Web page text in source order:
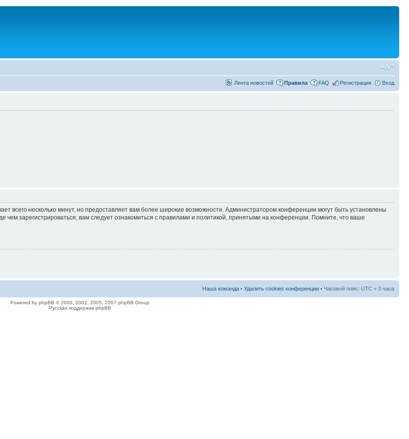
Лента новостей Правила FAQ Регистрация Вход
всего несколько минут, но предоставляет вам более широкие возможности. Администратором конференции могут быть установлены
чем зарегистрироваться, вам следует ознакомиться с правилами и политикой, принятыми на конференции. Помните, что ваше
Наша команда • Удалить cookies конференции • Часовой пояс: UTC + 3 часа
Powered by phpBB © 2000, 2002, 2005, 2007 phpBB Group
Русская поддержка phpBB